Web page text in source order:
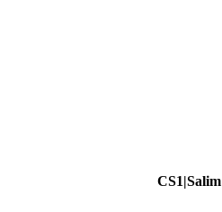
CS1|Salim